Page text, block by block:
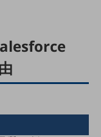
ます